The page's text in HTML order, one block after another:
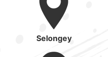
Selongey